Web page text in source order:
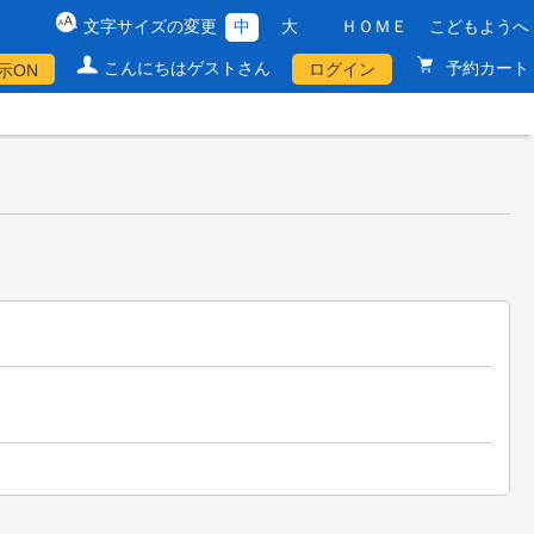
文字サイズの変更 中 大 ＨＯＭＥ こどもようへ
ON こんにちはゲストさん ログイン 予約カート